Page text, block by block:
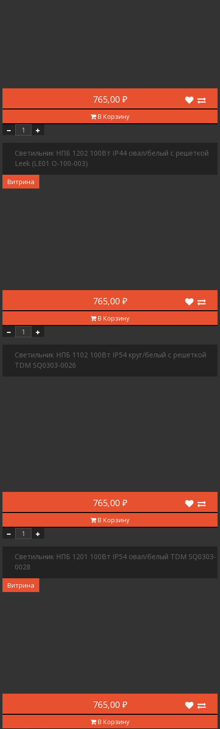
765,00 ₽
В Корзину
Светильник НПБ 1202 100Вт IP44 овал/белый с решеткой
Leek (LE01 O-100-003)
Витрина
765,00 ₽
В Корзину
Светильник НПБ 1102 100Вт IP54 круг/белый с решеткой
TDM SQ0303-0026
765,00 ₽
В Корзину
Светильник НПБ 1201 100Вт IP54 овал/белый TDM SQ0303-
0028
Витрина
765,00 ₽
В Корзину